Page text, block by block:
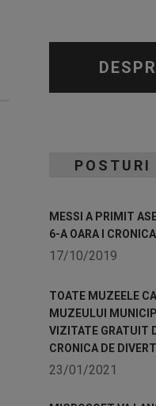
POSTURI
MESSI A PRIMIT
6-A OARA I
17/10/2019
TOATE MUZEELE
MUZEULUI
VIZITATE GRATUIT
CRONICA DE
23/01/2021